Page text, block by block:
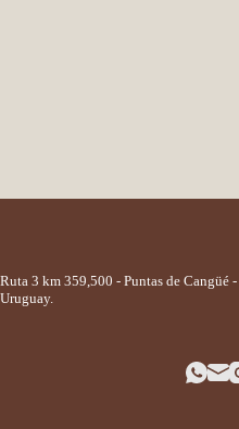
Ruta 3 km 359,500 - Puntas de Cangüé
Uruguay.